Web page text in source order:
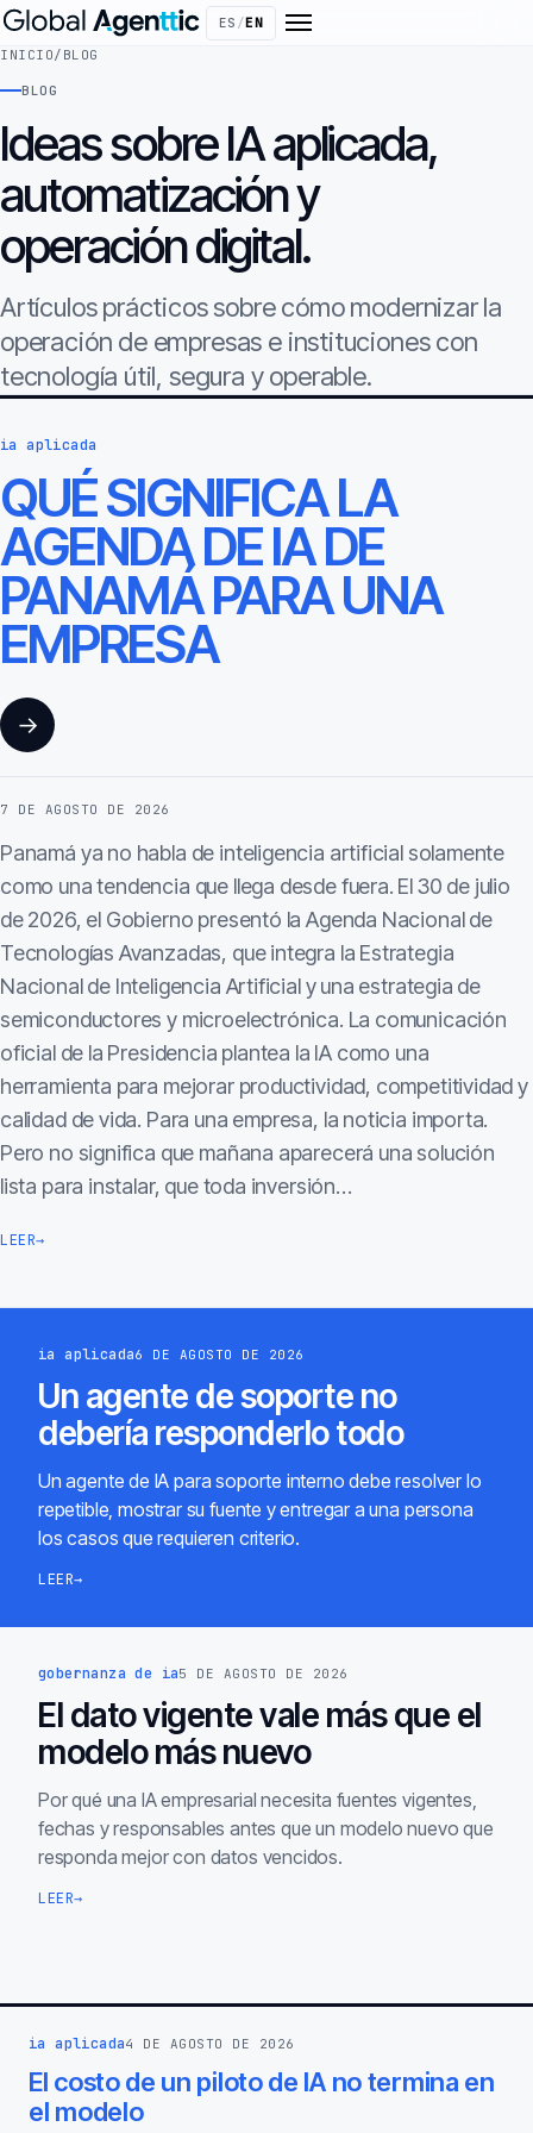
ES /EN
INICIO/ BLOG
BLOG
Ideas sobre IA aplicada,
automatización y
operación digital.
Artículos prácticos sobre cómo modernizar la
operación de empresas e instituciones con
tecnología útil, segura y operable.
ia aplicada
QUÉ SIGNIFICA LA
AGENDA DE IA DE
PANAMÁ PARA UNA
EMPRESA
→
7 DE AGOSTO DE 2026
Panamá ya no habla de inteligencia artificial solamente
como una tendencia que llega desde fuera. El 30 de julio
de 2026, el Gobierno presentó la Agenda Nacional de
Tecnologías Avanzadas, que integra la Estrategia
Nacional de Inteligencia Artificial y una estrategia de
semiconductores y microelectrónica. La comunicación
oficial de la Presidencia plantea la IA como una
herramienta para mejorar productividad, competitividad y
calidad de vida. Para una empresa, la noticia importa.
Pero no significa que mañana aparecerá una solución
lista para instalar, que toda inversión…
LEER→
ia aplicada6 DE AGOSTO DE 2026
Un agente de soporte no
debería responderlo todo
Un agente de IA para soporte interno debe resolver lo
repetible, mostrar su fuente y entregar a una persona
los casos que requieren criterio.
LEER→
gobernanza de ia5 DE AGOSTO DE 2026
El dato vigente vale más que el
modelo más nuevo
Por qué una IA empresarial necesita fuentes vigentes,
fechas y responsables antes que un modelo nuevo que
responda mejor con datos vencidos.
LEER→
ia aplicada4 DE AGOSTO DE 2026
El costo de un piloto de IA no termina en
el modelo